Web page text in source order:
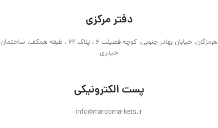
دفتر مرکزی
هرمزگان، خیابان بهادر جنوبی، کوچه فضیلت 6 ، پلاک 62 ، طبقه همکف، ساختمان
حیدری
پست الکترونیکی
info@marcomarkets.ir